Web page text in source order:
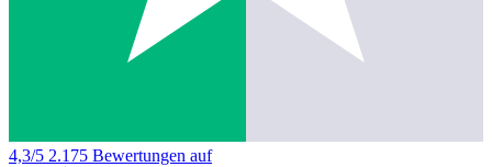
4,3/5 2.175 Bewertungen auf